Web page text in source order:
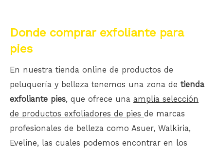
Donde comprar exfoliante para
pies
En nuestra tienda online de productos de
peluquería y belleza tenemos una zona de tienda
exfoliante pies, que ofrece una amplia selección
de productos exfoliadores de pies de marcas
profesionales de belleza como Asuer, Walkiria,
Eveline, las cuales podemos encontrar en los